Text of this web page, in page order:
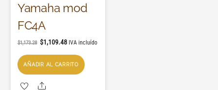
Yamaha mod
FC4A
$1,173.28 $1,109.48 IVA incluído
AÑADIR AL CARRITO
Share